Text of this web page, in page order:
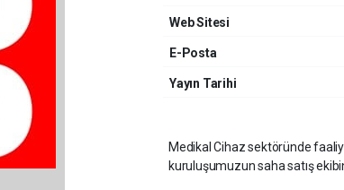
Web Sitesi
E-Posta
Yayın Tarihi
Medikal Cihaz sektöründe
kuruluşumuzun saha satış